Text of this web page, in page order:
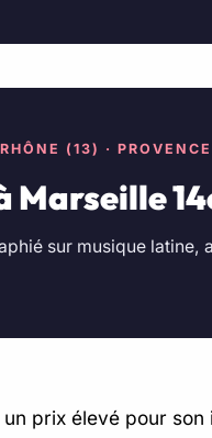
(13) ·
Marseille
sur musique latine,
prix élevé pour